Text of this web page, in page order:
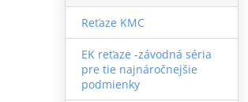
Reťaze KMC
EK reťaze -závodná séria
pre tie najnáročnejšie
podmienky